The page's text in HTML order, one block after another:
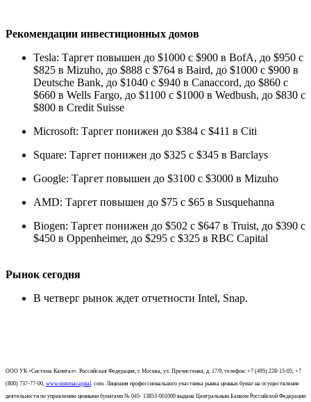
Рекомендации инвестиционных домов
Tesla: Таргет повышен до $1000 с $900 в BofA, до $950 с
$825 в Mizuho, до $888 с $764 в Baird, до $1000 с $900 в
Deutsche Bank, до $1040 с $940 в Canaccord, до $860 с
$660 в Wells Fargo, до $1100 с $1000 в Wedbush, до $830 с
$800 в Credit Suisse
Microsoft: Таргет понижен до $384 с $411 в Citi
Square: Таргет понижен до $325 с $345 в Barclays
Google: Таргет повышен до $3100 с $3000 в Mizuho
AMD: Таргет повышен до $75 с $65 в Susquehanna
Biogen: Таргет понижен до $502 с $647 в Truist, до $390 с
$450 в Oppenheimer, до $295 с $325 в RBC Capital
Рынок сегодня
В четверг рынок ждет отчетности Intel, Snap.
ООО УК «Система Капитал». Российская Федерация, г. Москва, ул. Пречистенка, д. 17/9, телефон: +7 (495) 228-15-05, +7
(800) 737-77-00, www.sistemacapital. com. Лицензия профессионального участника рынка ценных бумаг на осуществление
деятельности по управлению ценными бумагами № 045- 13853-001000 выдана Центральным Банком Российской Федерации